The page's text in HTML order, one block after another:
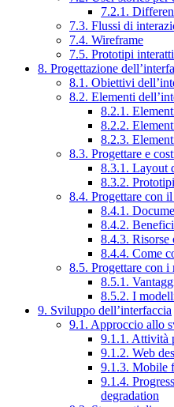
7.2.1.
7.3. Flussi di
7.4. Wireframe
7.5. Prototipi
8. Progettazione
8.1. Obiettivi
8.2. Elementi
8.2.1.
8.2.2.
8.2.3.
8.3. Progettare e
8.3.1. Layout
8.3.2.
8.4. Progettare con
8.4.1.
8.4.2.
8.4.3. Risorse
8.4.4. Come
8.5. Progettare con
8.5.1.
8.5.2. I
9. Sviluppo dell’interfaccia
9.1. Approccio allo
9.1.1. Attività
9.1.2. Web
9.1.3. Mobile
9.1.4.
degradation